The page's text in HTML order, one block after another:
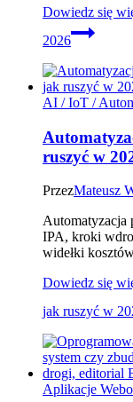
Dowiedz się
2026
AI / IoT /
ruszyć w
PrzezMateusz
Automatyzacja
IPA, kroki
widełki
Dowiedz się
jak ruszyć w
Aplikacje